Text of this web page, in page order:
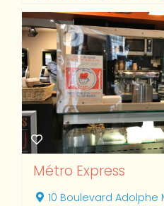
Métro Express
10 Boulevard Adolphe